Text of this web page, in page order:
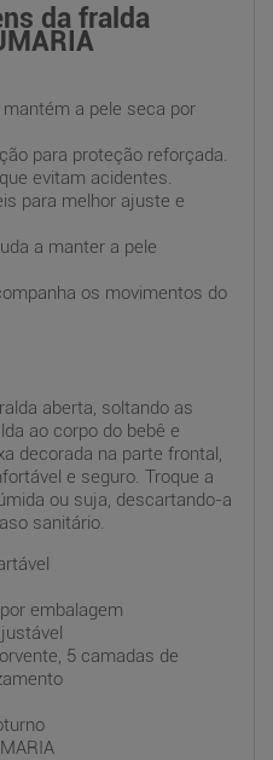
da fralda
a pele seca por
para proteção reforçada.
evitam acidentes.
para melhor ajuste e
a manter a pele
os movimentos do
aberta, soltando as
ao corpo do bebê e
decorada na parte frontal,
e seguro. Troque a
ou suja, descartando-a
sanitário.
embalagem
5 camadas de